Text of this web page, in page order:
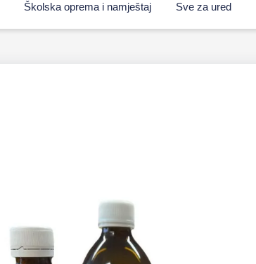
Školska oprema i namještaj Sve za ured